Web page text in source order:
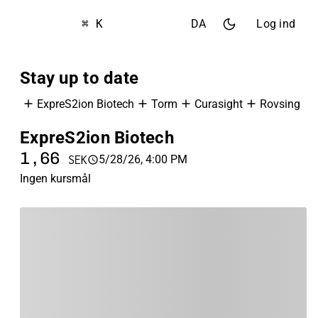
⌘ K DA Log ind
Stay up to date
ExpreS2ion Biotech Torm Curasight Rovsing
ExpreS2ion Biotech
1,66 SEK
5/28/26, 4:00 PM
Ingen kursmål